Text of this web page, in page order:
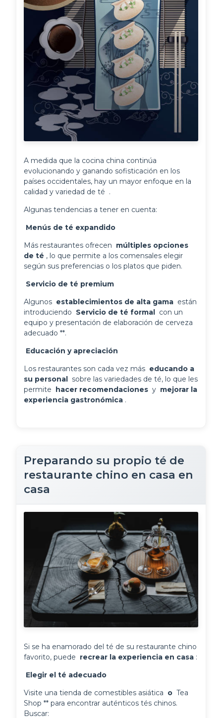
A medida que la cocina china continúa
evolucionando y ganando sofisticación en los
países occidentales, hay un mayor enfoque en la
calidad y variedad de té .
Algunas tendencias a tener en cuenta:
Menús de té expandido
Más restaurantes ofrecen múltiples opciones
de té , lo que permite a los comensales elegir
según sus preferencias o los platos que piden.
Servicio de té premium
Algunos establecimientos de alta gama están
introduciendo Servicio de té formal con un
equipo y presentación de elaboración de cerveza
adecuado **.
Educación y apreciación
Los restaurantes son cada vez más educando a
su personal sobre las variedades de té, lo que les
permite hacer recomendaciones y mejorar la
experiencia gastronómica .
Preparando su propio té de
restaurante chino en casa en
casa
Si se ha enamorado del té de su restaurante chino
favorito, puede recrear la experiencia en casa :
Elegir el té adecuado
Visite una tienda de comestibles asiática o Tea
Shop ** para encontrar auténticos tés chinos.
Buscar: